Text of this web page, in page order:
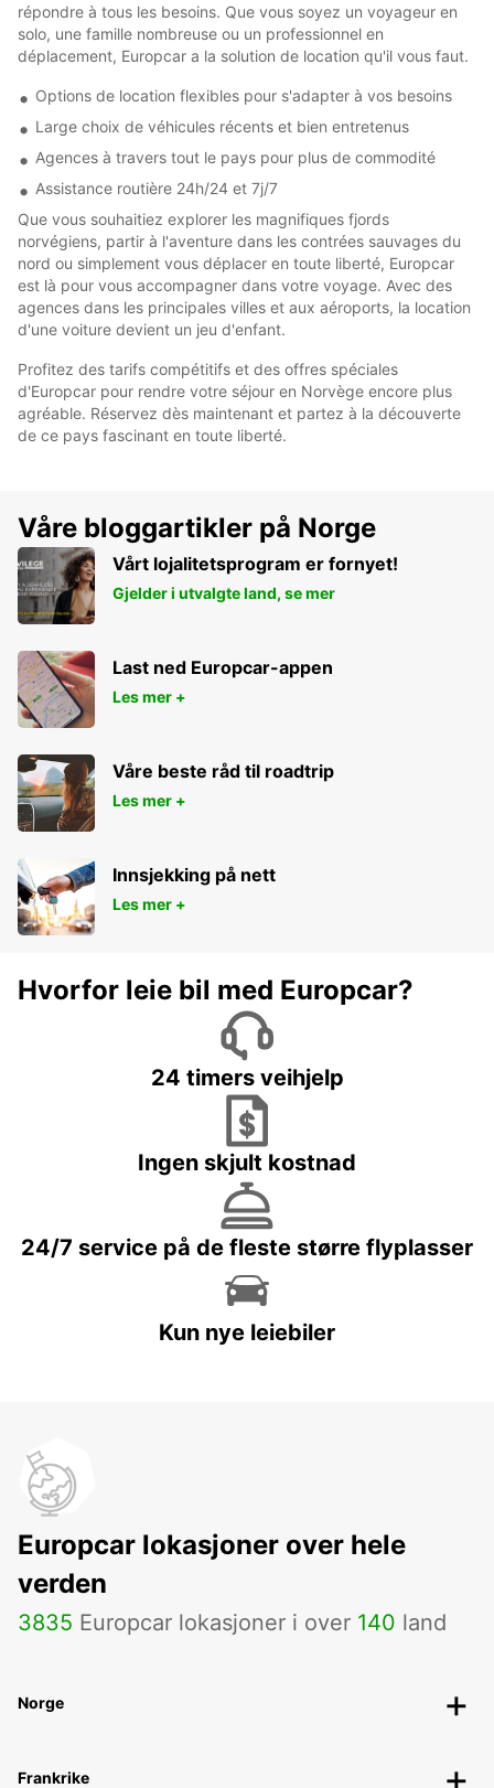
répondre à tous les besoins. Que vous soyez un voyageur en
solo, une famille nombreuse ou un professionnel en
déplacement, Europcar a la solution de location qu'il vous faut.
Options de location flexibles pour s'adapter à vos besoins
Large choix de véhicules récents et bien entretenus
Agences à travers tout le pays pour plus de commodité
Assistance routière 24h/24 et 7j/7
Que vous souhaitiez explorer les magnifiques fjords
norvégiens, partir à l'aventure dans les contrées sauvages du
nord ou simplement vous déplacer en toute liberté, Europcar
est là pour vous accompagner dans votre voyage. Avec des
agences dans les principales villes et aux aéroports, la location
d'une voiture devient un jeu d'enfant.
Profitez des tarifs compétitifs et des offres spéciales
d'Europcar pour rendre votre séjour en Norvège encore plus
agréable. Réservez dès maintenant et partez à la découverte
de ce pays fascinant en toute liberté.
Våre bloggartikler på Norge
Vårt lojalitetsprogram er fornyet!
Gjelder i utvalgte land, se mer
Last ned Europcar-appen
Les mer +
Våre beste råd til roadtrip
Les mer +
Innsjekking på nett
Les mer +
Hvorfor leie bil med Europcar?
24 timers veihjelp
Ingen skjult kostnad
24/7 service på de fleste større flyplasser
Kun nye leiebiler
Europcar lokasjoner over hele
verden
3835 Europcar lokasjoner i over 140 land
Norge
Frankrike